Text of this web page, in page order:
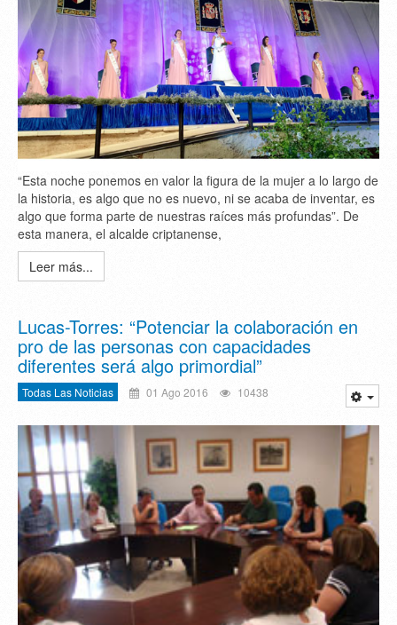
“Esta noche ponemos en valor la figura de la mujer a lo largo de
la historia, es algo que no es nuevo, ni se acaba de inventar, es
algo que forma parte de nuestras raíces más profundas”. De
esta manera, el alcalde criptanense,
Leer más...
Lucas-Torres: “Potenciar la colaboración en
pro de las personas con capacidades
diferentes será algo primordial”
Todas Las Noticias 01 Ago 2016 10438